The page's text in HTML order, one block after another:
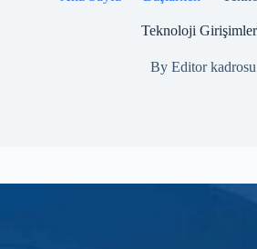
Teknoloji
By Editor kadrosu